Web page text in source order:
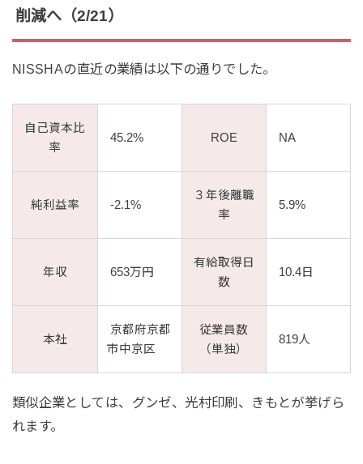
削減へ（2/21）
NISSHAの直近の業績は以下の通りでした。
自己資本比
率
45.2% ROE NA
純利益率 -2.1%
３年後離職
率
5.9%
年収 653万円
有給取得日
数
10.4日
本社
京都府京都
市中京区
従業員数
（単独）
819人
類似企業としては、グンゼ、光村印刷、きもとが挙げら
れます。